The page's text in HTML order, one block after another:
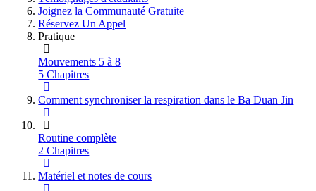
Joignez la Communauté Gratuite
Réservez Un Appel
Pratique
Mouvements 5 à 8
5 Chapitres
Comment synchroniser la respiration dans le Ba Duan Jin
Routine complète
2 Chapitres
Matériel et notes de cours